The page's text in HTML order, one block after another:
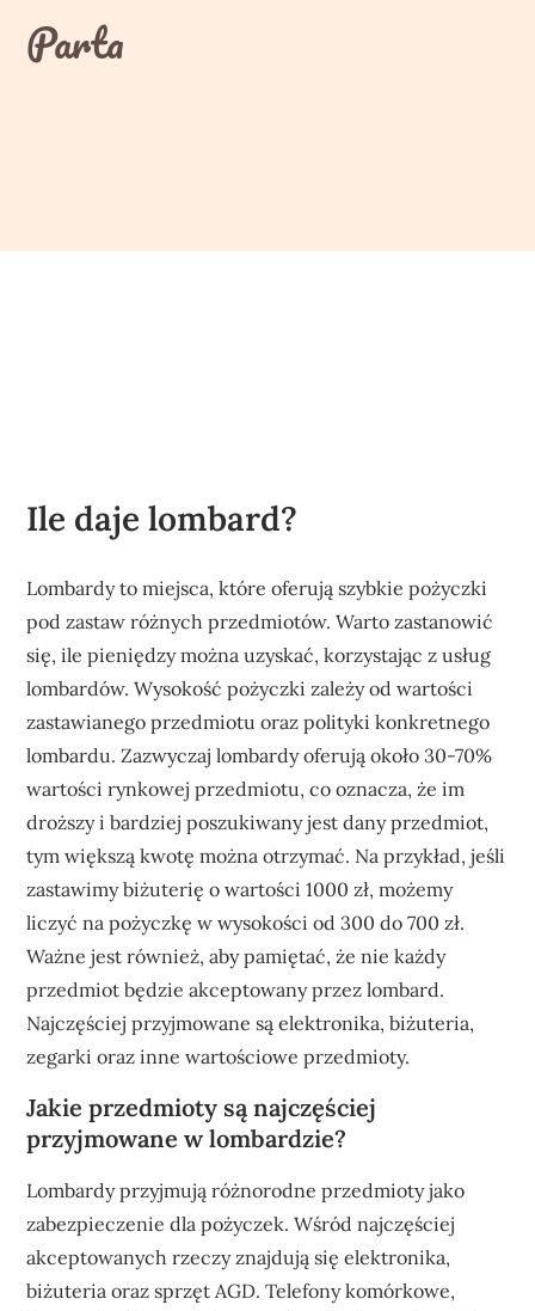
contentParta
Ile daje lombard?
Lombardy to miejsca, które oferują szybkie pożyczki
pod zastaw różnych przedmiotów. Warto zastanowić
się, ile pieniędzy można uzyskać, korzystając z usług
lombardów. Wysokość pożyczki zależy od wartości
zastawianego przedmiotu oraz polityki konkretnego
lombardu. Zazwyczaj lombardy oferują około 30-70%
wartości rynkowej przedmiotu, co oznacza, że im
droższy i bardziej poszukiwany jest dany przedmiot,
tym większą kwotę można otrzymać. Na przykład, jeśli
zastawimy biżuterię o wartości 1000 zł, możemy
liczyć na pożyczkę w wysokości od 300 do 700 zł.
Ważne jest również, aby pamiętać, że nie każdy
przedmiot będzie akceptowany przez lombard.
Najczęściej przyjmowane są elektronika, biżuteria,
zegarki oraz inne wartościowe przedmioty.
Jakie przedmioty są najczęściej
przyjmowane w lombardzie?
Lombardy przyjmują różnorodne przedmioty jako
zabezpieczenie dla pożyczek. Wśród najczęściej
akceptowanych rzeczy znajdują się elektronika,
biżuteria oraz sprzęt AGD. Telefony komórkowe,